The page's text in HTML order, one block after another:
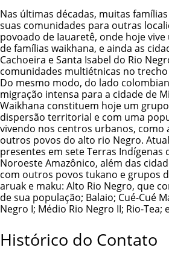
Nas últimas décadas, muitas
suas comunidades para outras
povoado de Iauaretê, onde hoje
de famílias waikhana, e ainda as
Cachoeira e Santa Isabel do Rio
comunidades multiétnicas no
Do mesmo modo, do lado
migração intensa para a cidade de
Waikhana constituem hoje um
dispersão territorial e com uma
vivendo nos centros urbanos, como
outros povos do alto rio Negro.
presentes em sete Terras Indígenas
Noroeste Amazônico, além das
com outros povos tukano e grupos
aruak e maku: Alto Rio Negro, que
de sua população; Balaio; Cué-Cué
Negro I; Médio Rio Negro II; Rio-Tea;
Histórico do Contato